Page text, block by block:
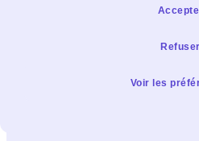
Refuser
Voir les
Catalogue de formation
Politique de